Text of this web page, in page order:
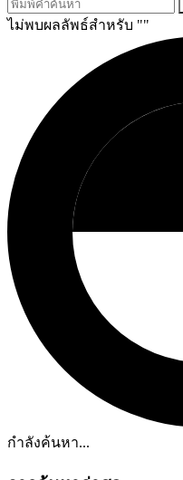
ไม่พบผลลัพธ์สำหรับ ""
กำลังค้นหา...